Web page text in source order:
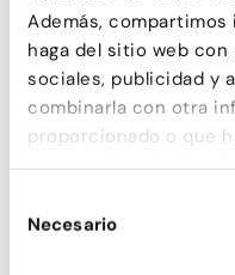
Además,
haga del sitio web
sociales, publicidad y
combinarla con otra
proporcionado o que
uso que haya hecho
deNecesario